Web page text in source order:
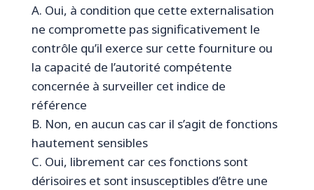
A. Oui, à condition que cette externalisation
ne compromette pas significativement le
contrôle qu’il exerce sur cette fourniture ou
la capacité de l’autorité compétente
concernée à surveiller cet indice de
référence
B. Non, en aucun cas car il s’agit de fonctions
hautement sensibles
C. Oui, librement car ces fonctions sont
dérisoires et sont insusceptibles d’être une